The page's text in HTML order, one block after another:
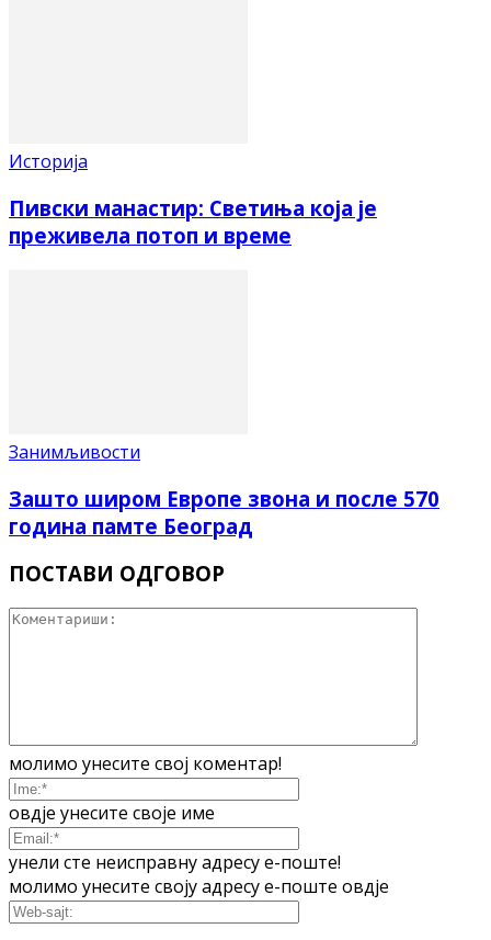
Историја
Пивски манастир: Светиња која је
преживела потоп и време
Занимљивости
Зашто широм Европе звона и после 570
година памте Београд
ПОСТАВИ ОДГОВОР
молимо унесите свој коментар!
овдје унесите своје име
унели сте неисправну адресу е-поште!
молимо унесите своју адресу е-поште овдје